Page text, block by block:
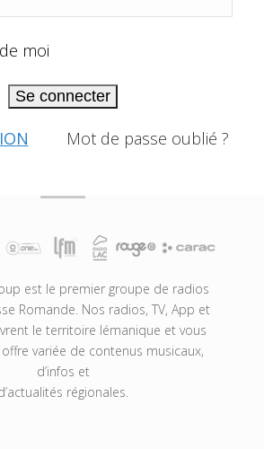
moi
Se connecter
Mot de passe oublié ?
est le premier groupe de radios
Romande. Nos radios, TV, App et
le territoire lémanique et vous
variée de contenus musicaux,
d’infos et
régionales.